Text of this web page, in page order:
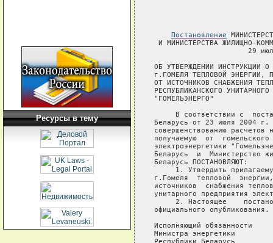
Ресурсы в тему
Постановление МИНИСТЕРСТВА ЭНЕРГЕТИКИ РЕСПУБЛИКИ БЕЛАРУСЬ
 И МИНИСТЕРСТВА ЖИЛИЩНО-КОММУНАЛЬНОГО ХОЗЯЙСТВА РЕСПУБЛИКИ БЕЛАРУСЬ
                      29 июля 2004 г. № 20/28

ОБ УТВЕРЖДЕНИИ ИНСТРУКЦИИ О ПОРЯДКЕ ОПЛАТЫ НАСЕЛЕНИЕМ
г.ГОМЕЛЯ ТЕПЛОВОЙ ЭНЕРГИИ, ПОЛУЧАЕМОЙ ДЛЯ НУЖД ОТОПЛЕНИЯ
ОТ ИСТОЧНИКОВ СНАБЖЕНИЯ ТЕПЛОВОЙ ЭНЕРГИЕЙ ГОМЕЛЬСКОГО
РЕСПУБЛИКАНСКОГО УНИТАРНОГО ПРЕДПРИЯТИЯ ЭЛЕКТРОЭНЕРГЕТИКИ
"ГОМЕЛЬЭНЕРГО"

     В соответствии с  постановлением  Совета  Министров  Республики
Беларусь от 23 июля 2004 г.  № 905 "Об осуществлении эксперимента по
совершенствованию расчетов населения г.Гомеля за  тепловую  энергию,
получаемую  от  гомельского  республиканского унитарного предприятия
электроэнергетики "Гомельэнерго" Министерство энергетики  Республики
Беларусь  и  Министерство жилищно-коммунального хозяйства Республики
Беларусь ПОСТАНОВЛЯЮТ:
     1. Утвердить прилагаемую Инструкцию о порядке оплаты населением
г.Гомеля  тепловой  энергии,  получаемой  для  нужд   отопления   от
источников  снабжения тепловой энергией гомельского республиканского
унитарного предприятия электроэнергетики "Гомельэнерго".
     2. Настоящее    постановление    вступает  в  силу  с   момента
официального опубликования.

Исполняющий обязанности              Министр
Министра энергетики                  жилищно-коммунального хозяйства
Республики Беларусь                  Республики Беларусь
         Э.Ф.Товпенец                         В.М.Белохвостов

СОГЛАСОВАНО
Министр экономики
Республики Беларусь
         Н.П.Зайченко
29.07.2004

                                             УТВЕРЖДЕНО
                                             Постановление
                                             Министерства энергетики
                                             Республики Беларусь
                                             и Министерства
                                             жилищно-коммунального
                                             хозяйства
                                             Республики Беларусь
                                             29.07.2004 № 20/28

ИНСТРУКЦИЯ
о порядке оплаты населением г.Гомеля тепловой энергии,
получаемой для нужд отопления от источников снабжения
тепловой энергией гомельского республиканского унитарного
предприятия электроэнергетики "Гомельэнерго"